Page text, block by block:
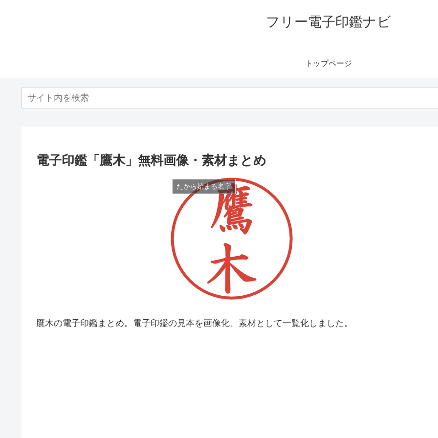
フリー電子印鑑ナビ
トップページ
電子印鑑「鷹木」無料画像・素材まとめ
たから始まる名字
鷹木の電子印鑑まとめ。電子印鑑の見本を画像化、素材として一覧化しました。